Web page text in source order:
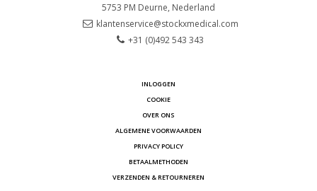
5753 PM Deurne, Nederland
klantenservice@stockxmedical.com
+31 (0)492 543 343
INLOGGEN
COOKIE
OVER ONS
ALGEMENE VOORWAARDEN
PRIVACY POLICY
BETAALMETHODEN
VERZENDEN & RETOURNEREN